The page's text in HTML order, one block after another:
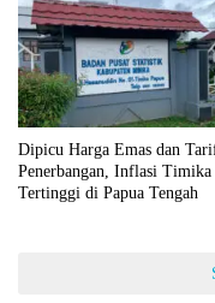
Dipicu Harga Emas dan
Penerbangan, Inflasi Timika
Tertinggi di Papua Tengah